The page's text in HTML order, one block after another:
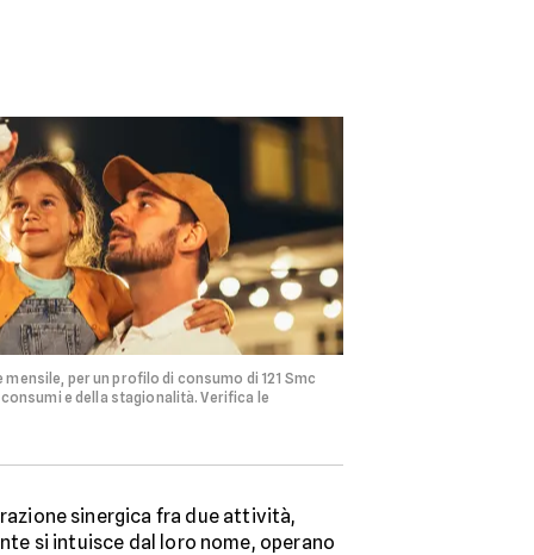
per un profilo di consumo di 121 Smc
e della stagionalità. Verifica le
sinergica fra due attività,
si intuisce dal loro nome, operano